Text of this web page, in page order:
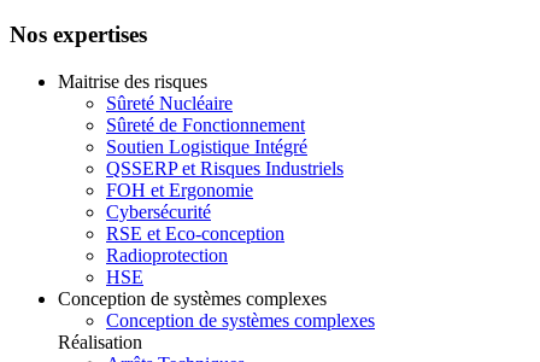
Nos expertises
Maitrise des risques
Sûreté Nucléaire
Sûreté de Fonctionnement
Soutien Logistique Intégré
QSSERP et Risques Industriels
FOH et Ergonomie
Cybersécurité
RSE et Eco-conception
Radioprotection
HSE
Conception de systèmes complexes
Conception de systèmes complexes
Réalisation